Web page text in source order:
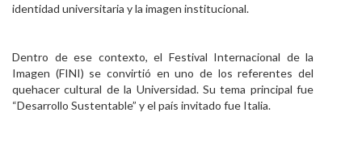
identidad universitaria y la imagen institucional.
Dentro de ese contexto, el Festival Internacional de la
Imagen (FINI) se convirtió en uno de los referentes del
quehacer cultural de la Universidad. Su tema principal fue
“Desarrollo Sustentable” y el país invitado fue Italia.